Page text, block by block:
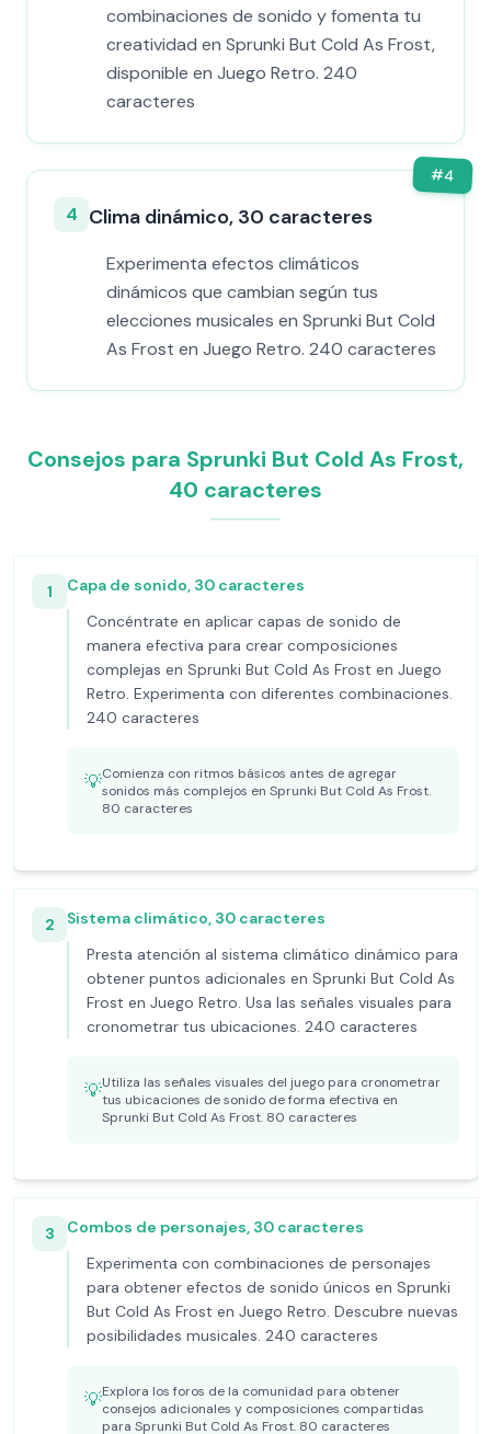
combinaciones de sonido y fomenta tu
creatividad en Sprunki But Cold As Frost,
disponible en Juego Retro. 240
caracteres
#4
4 Clima dinámico, 30 caracteres
Experimenta efectos climáticos
dinámicos que cambian según tus
elecciones musicales en Sprunki But Cold
As Frost en Juego Retro. 240 caracteres
Consejos para Sprunki But Cold As Frost,
40 caracteres
1
Capa de sonido, 30 caracteres
Concéntrate en aplicar capas de sonido de
manera efectiva para crear composiciones
complejas en Sprunki But Cold As Frost en Juego
Retro. Experimenta con diferentes combinaciones.
240 caracteres
💡Comienza con ritmos básicos antes de agregar
sonidos más complejos en Sprunki But Cold As Frost.
80 caracteres
2
Sistema climático, 30 caracteres
Presta atención al sistema climático dinámico para
obtener puntos adicionales en Sprunki But Cold As
Frost en Juego Retro. Usa las señales visuales para
cronometrar tus ubicaciones. 240 caracteres
💡Utiliza las señales visuales del juego para cronometrar
tus ubicaciones de sonido de forma efectiva en
Sprunki But Cold As Frost. 80 caracteres
3
Combos de personajes, 30 caracteres
Experimenta con combinaciones de personajes
para obtener efectos de sonido únicos en Sprunki
But Cold As Frost en Juego Retro. Descubre nuevas
posibilidades musicales. 240 caracteres
💡Explora los foros de la comunidad para obtener
consejos adicionales y composiciones compartidas
para Sprunki But Cold As Frost. 80 caracteres